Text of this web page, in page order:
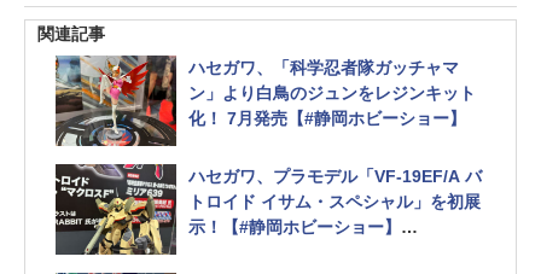
関連記事
ハセガワ、「科学忍者隊ガッチャマ
ン」より白鳥のジュンをレジンキット
化！ 7月発売【#静岡ホビーショー】
ハセガワ、プラモデル「VF-19EF/A バ
トロイド イサム・スペシャル」を初展
示！【#静岡ホビーショー】